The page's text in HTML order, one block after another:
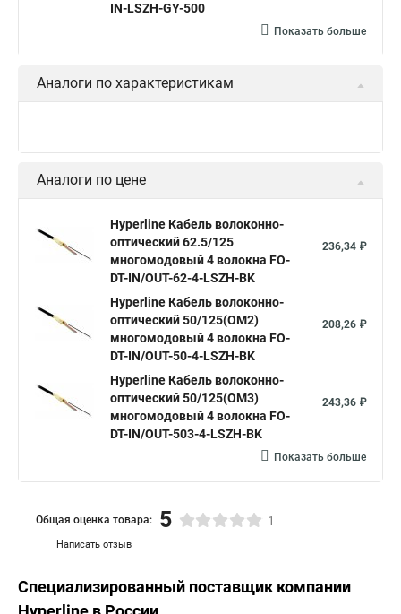
IN-LSZH-GY-500
Показать больше
Аналоги по характеристикам
Аналоги по цене
Hyperline Кабель волоконно-
оптический 62.5/125
многомодовый 4 волокна FO-
DT-IN/OUT-62-4-LSZH-BK
236,34 ₽
Hyperline Кабель волоконно-
оптический 50/125(OM2)
многомодовый 4 волокна FO-
DT-IN/OUT-50-4-LSZH-BK
208,26 ₽
Hyperline Кабель волоконно-
оптический 50/125(OM3)
многомодовый 4 волокна FO-
DT-IN/OUT-503-4-LSZH-BK
243,36 ₽
Показать больше
Написать отзыв
Общая оценка товара: 5 1
Специализированный поставщик компании